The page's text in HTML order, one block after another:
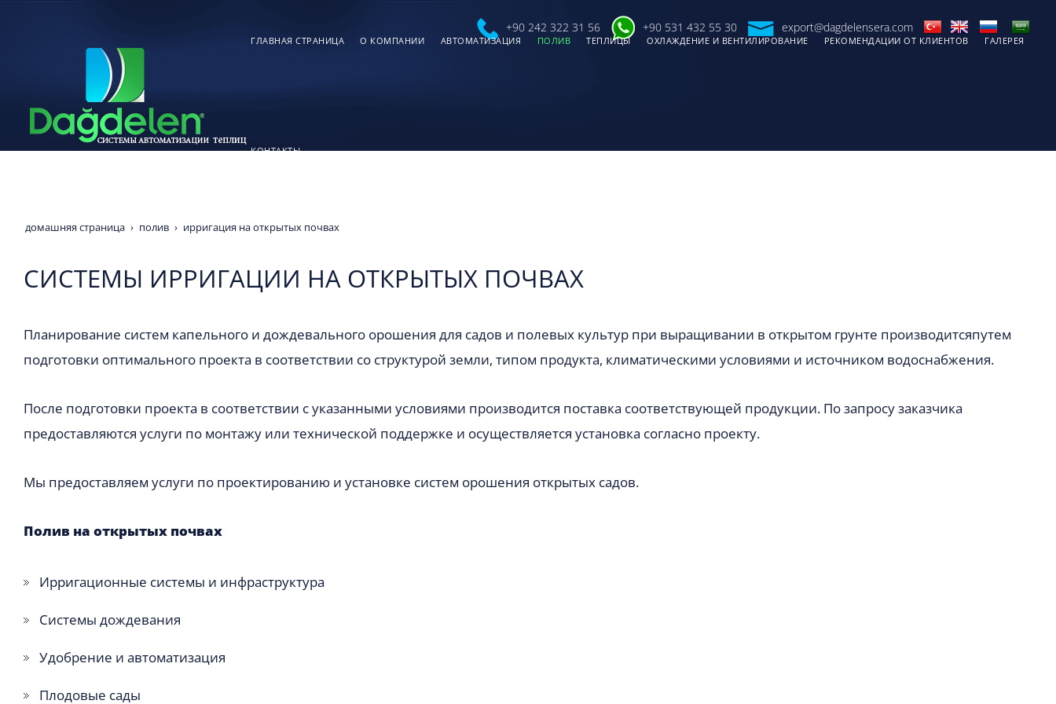
+90 242 322 31 56 +90 531 432 55 30 export@dagdelensera.com
ГЛАВНАЯ СТРАНИЦА О КОМПАНИИ АВТОМАТИЗАЦИЯ ПОЛИВ ТЕПЛИЦЫ ОХЛАЖДЕНИЕ И ВЕНТИЛИРОВАНИЕ РЕКОМЕНДАЦИИ ОТ КЛИЕНТОВ ГАЛЕРЕЯ
КОНТАКТЫ
домашняя страница полив ирригация на открытых почвах
СИСТЕМЫ ИРРИГАЦИИ НА ОТКРЫТЫХ ПОЧВАХ
Планирование систем капельного и дождевального орошения для садов и полевых культур при выращивании в открытом грунте производитсяпутем
подготовки оптимального проекта в соответствии со структурой земли, типом продукта, климатическими условиями и источником водоснабжения.
После подготовки проекта в соответствии с указанными условиями производится поставка соответствующей продукции. По запросу заказчика
предоставляются услуги по монтажу или технической поддержке и осуществляется установка согласно проекту.
Мы предоставляем услуги по проектированию и установке систем орошения открытых садов.
Полив на открытых почвах
Ирригационные системы и инфраструктура
Системы дождевания
Удобрение и автоматизация
Плодовые сады